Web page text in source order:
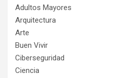
Adultos Mayores
Arquitectura
Arte
Buen Vivir
Ciberseguridad
Ciencia